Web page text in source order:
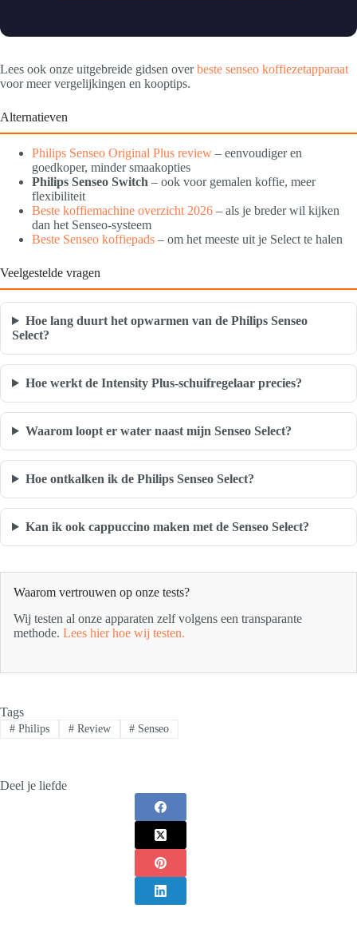
Lees ook onze uitgebreide gidsen overbeste senseo koffiezetapparaat
voor meer vergelijkingen en kooptips.
Alternatieven
Philips Senseo Original Plus review – eenvoudiger en
goedkoper, minder smaakopties
Philips Senseo Switch – ook voor gemalen koffie, meer
flexibiliteit
Beste koffiemachine overzicht 2026 – als je breder wil kijken
dan het Senseo-systeem
Beste Senseo koffiepads – om het meeste uit je Select te halen
Veelgestelde vragen
Hoe lang duurt het opwarmen van de Philips Senseo
Select?
Hoe werkt de Intensity Plus-schuifregelaar precies?
Waarom loopt er water naast mijn Senseo Select?
Hoe ontkalken ik de Philips Senseo Select?
Kan ik ook cappuccino maken met de Senseo Select?
Waarom vertrouwen op onze tests?
Wij testen al onze apparaten zelf volgens een transparante
methode. Lees hier hoe wij testen.
Tags
#Philips #Review # Senseo
Deel je liefde